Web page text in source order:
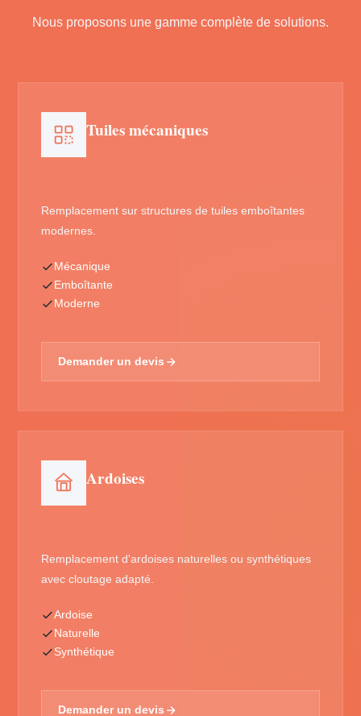
Nous proposons une gamme complète de solutions.
Tuiles mécaniques
Remplacement sur structures de tuiles emboîtantes
modernes.
Mécanique
Emboîtante
Moderne
Demander un devis
Ardoises
Remplacement d'ardoises naturelles ou synthétiques
avec cloutage adapté.
Ardoise
Naturelle
Synthétique
Demander un devis